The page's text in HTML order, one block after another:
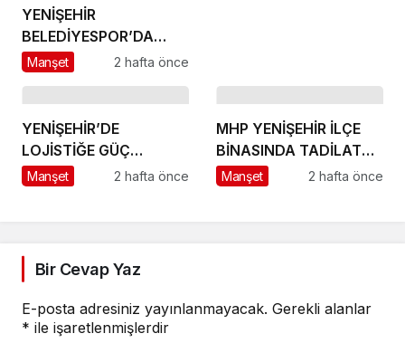
YENİŞEHİR
BELEDİYESPOR’DA
GÜÇLÜ YÖNETİM,
Manşet 2 hafta önce
YENİŞEHİR’DE
LOJİSTİĞE GÜÇ
KATACAK ADIM
Manşet 2 hafta önce
MHP YENİŞEHİR İLÇE
BİNASINDA TADİLAT
BAŞLADI
Manşet 2 hafta önce
Bir Cevap Yaz
E-posta adresiniz yayınlanmayacak. Gerekli alanlar
* ile işaretlenmişlerdir